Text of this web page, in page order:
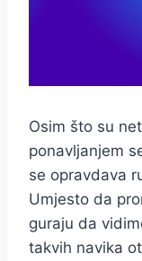
Osim što su
ponavljanjem
se opravdava
Umjesto da
guraju da
takvih navika